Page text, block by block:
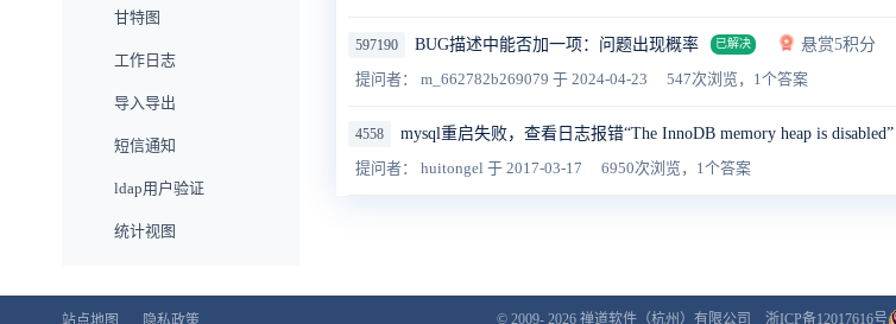
甘特图
工作日志
导入导出
短信通知
ldap用户验证
统计视图
旗舰版功能
597190 BUG描述中能否加一项：问题出现概率 已解决
悬赏5积分
提问者： m_662782b269079 于 2024-04-23 547次浏览，1个答案
4558 mysql重启失败，查看日志报错“The InnoDB memory heap is disabled”
提问者： huitongel 于 2017-03-17 6950次浏览，1个答案
站点地图 隐私政策 © 2009- 2026 禅道软件（杭州）有限公司 浙ICP备12017616号